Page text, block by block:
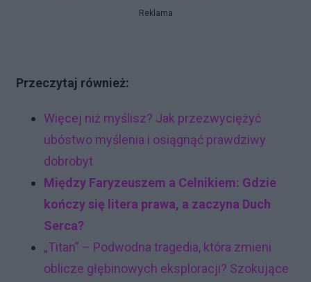
Reklama
Przeczytaj również:
Więcej niż myślisz? Jak przezwyciężyć
ubóstwo myślenia i osiągnąć prawdziwy
dobrobyt
Między Faryzeuszem a Celnikiem: Gdzie
kończy się litera prawa, a zaczyna Duch
Serca?
„Titan” – Podwodna tragedia, która zmieni
oblicze głębinowych eksploracji? Szokujące